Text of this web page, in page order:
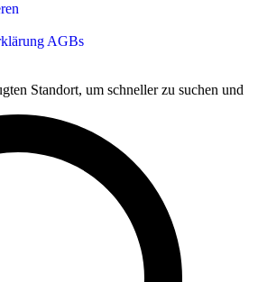
AGBs
Standort, um schneller zu suchen und